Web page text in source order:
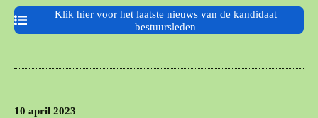
Klik hier voor het laatste nieuws van de kandidaat
bestuursleden
10 april 2023